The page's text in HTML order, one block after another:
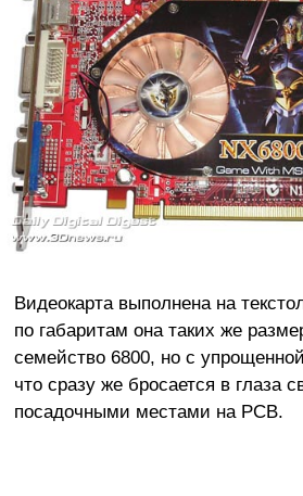
Видеокарта выполнена на
по габаритам она таких же
семейство 6800, но с
что сразу же бросается в глаза
посадочными местами на PCB.